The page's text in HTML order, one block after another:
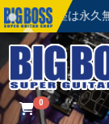
永久無料！
0